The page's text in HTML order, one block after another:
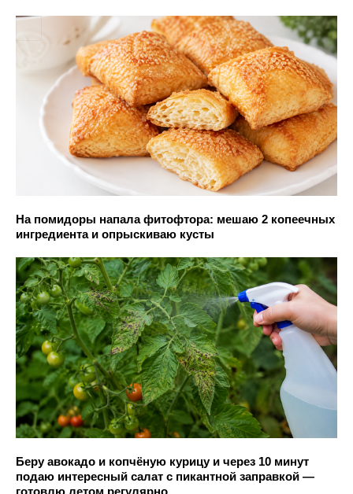
На помидоры напала фитофтора: мешаю 2 копеечных
ингредиента и опрыскиваю кусты
Беру авокадо и копчёную курицу и через 10 минут
подаю интересный салат с пикантной заправкой —
готовлю летом регулярно